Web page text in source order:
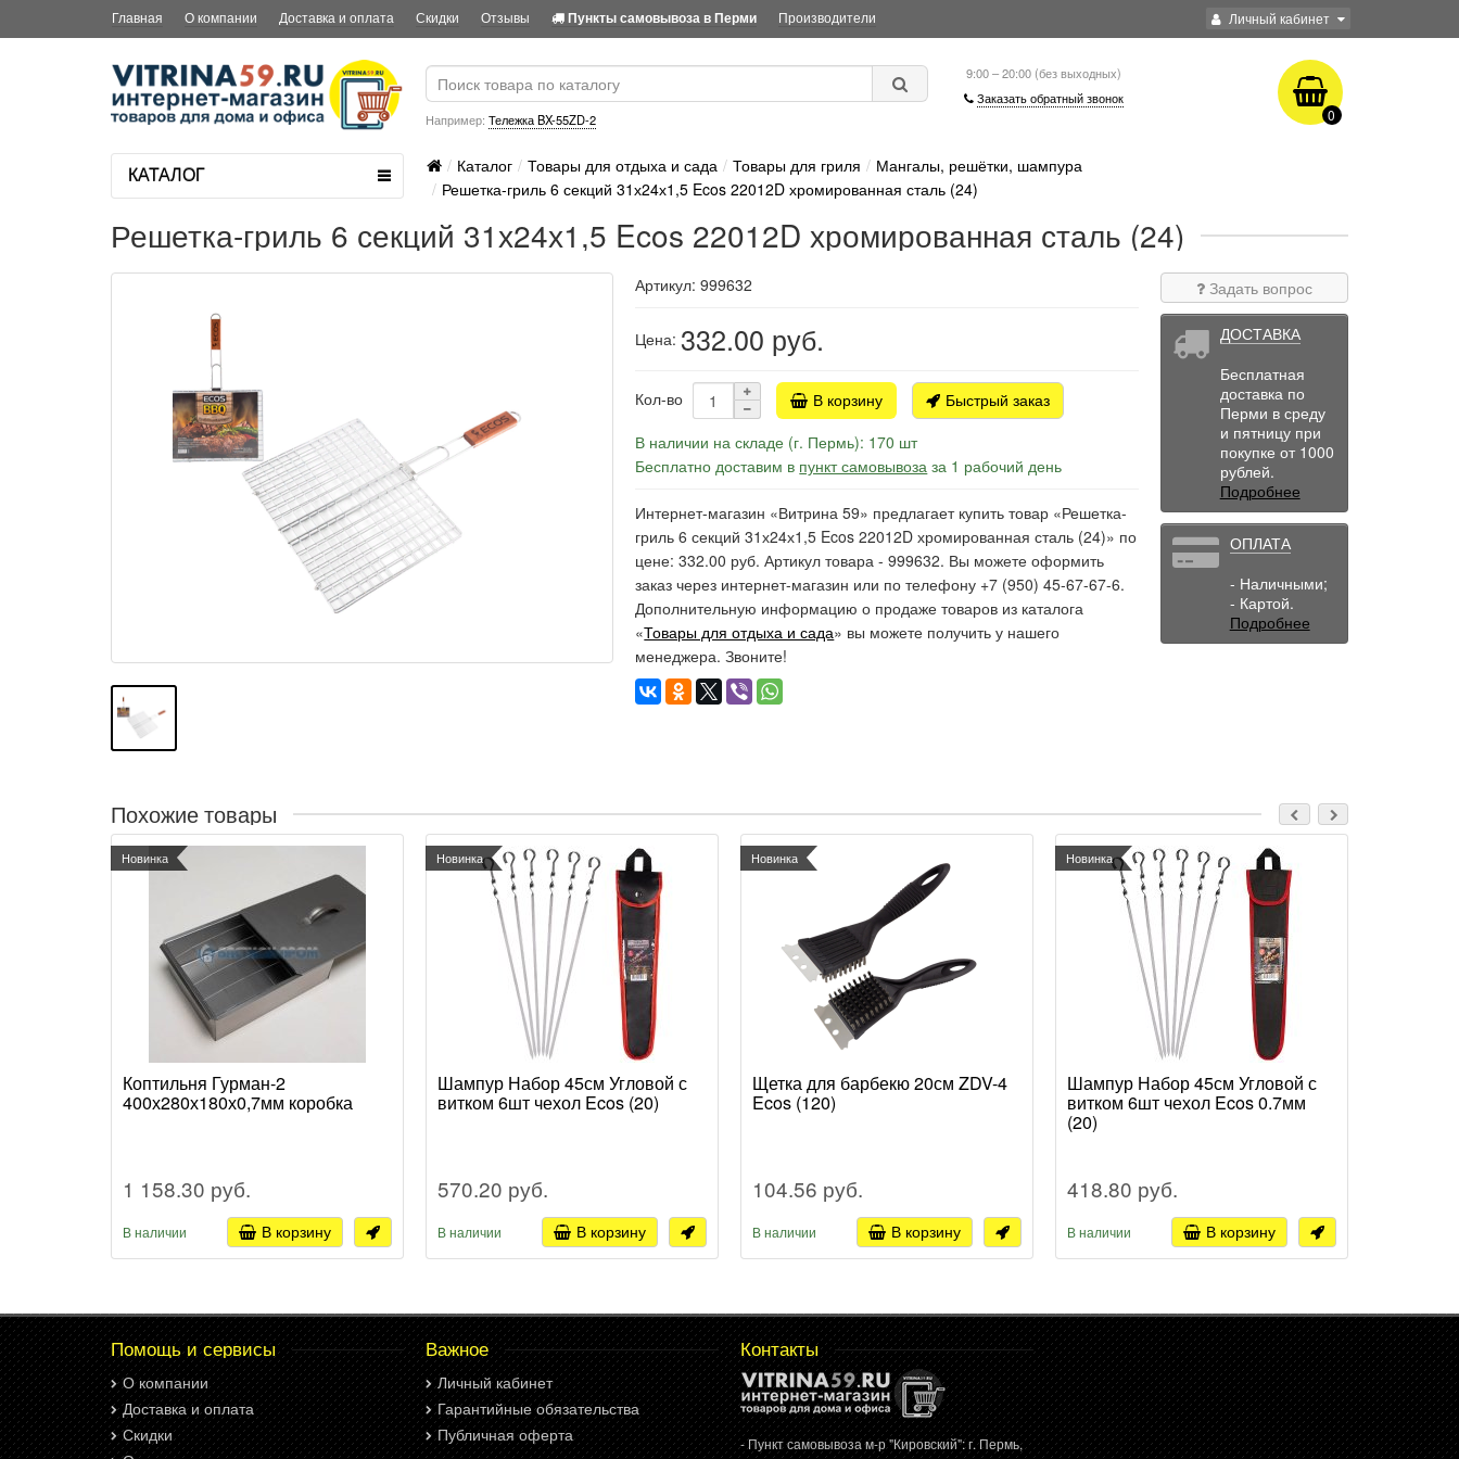
Личный кабинет
Главная О компании Доставка и оплата Скидки Отзывы Пункты самовывоза в Перми Производители
Например: Тележка BX-55ZD-2
9:00 – 20:00 (без выходных)
Заказать обратный звонок
0
КАТАЛОГ Каталог Товары для отдыха и сада Товары для гриля
Мангалы, решётки, шампура
Решетка-гриль 6 секций 31х24х1,5 Ecos 22012D хромированная сталь (24)
Решетка-гриль 6 секций 31х24х1,5 Ecos 22012D хромированная сталь (24)
Артикул: 999632
Цена: 332.00 руб.
Кол-во В корзину
Быстрый заказ
В наличии на складе (г. Пермь): 170 шт
Бесплатно доставим в пункт самовывоза за 1 рабочий день
Интернет-магазин «Витрина 59» предлагает купить товар «Решетка-
гриль 6 секций 31х24х1,5 Ecos 22012D хромированная сталь (24)» по
цене: 332.00 руб. Артикул товара - 999632. Вы можете оформить
заказ через интернет-магазин или по телефону +7 (950) 45-67-67-6.
Дополнительную информацию о продаже товаров из каталога
«Товары для отдыха и сада» вы можете получить у нашего
менеджера. Звоните!
Задать вопрос
ДОСТАВКА
Бесплатная
доставка по
Перми в среду
и пятницу при
покупке от 1000
рублей.
Подробнее
ОПЛАТА
- Наличными;
- Картой.
Подробнее
Похожие товары
Новинка
Коптильня Гурман-2
400х280х180х0,7мм коробка
1 158.30 руб.
В наличии В корзину
Новинка
Шампур Набор 45см Угловой с
витком 6шт чехол Ecos (20)
570.20 руб.
В наличии В корзину
Новинка
Щетка для барбекю 20см ZDV-4
Ecos (120)
104.56 руб.
В наличии В корзину
Новинка
Шампур Набор 45см Угловой с
витком 6шт чехол Ecos 0.7мм
(20)
418.80 руб.
В наличии В корзину
Помощь и сервисы
О компании
Доставка и оплата
Скидки
Важное
Личный кабинет
Гарантийные обязательства
Публичная оферта
Контакты
- Пункт самовывоза м-р "Кировский": г. Пермь,